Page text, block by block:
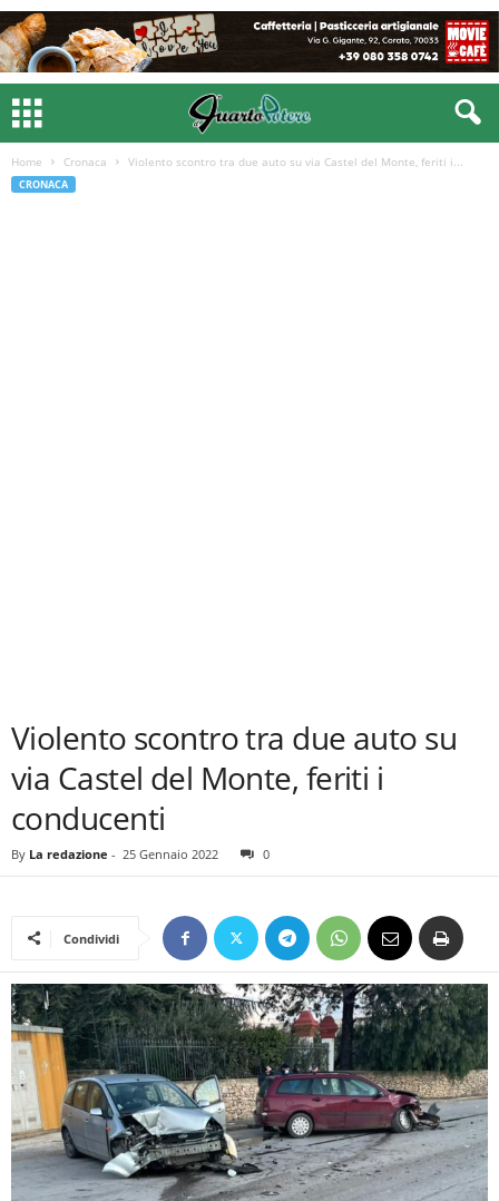
Home Cronaca Violento scontro tra due auto su via Castel del Monte, feriti i...
CRONACA
Violento scontro tra due auto su
via Castel del Monte, feriti i
conducenti
By La redazione - 25 Gennaio 2022 0
Condividi